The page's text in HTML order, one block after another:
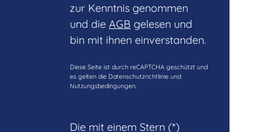
zur Kenntnis genommen
und die AGB gelesen und
bin mit ihnen einverstanden.
Diese Seite ist durch reCAPTCHA geschützt und
es gelten die Datenschutzrichtlinie und
Nutzungsbedingungen
Die mit einem Stern (*)